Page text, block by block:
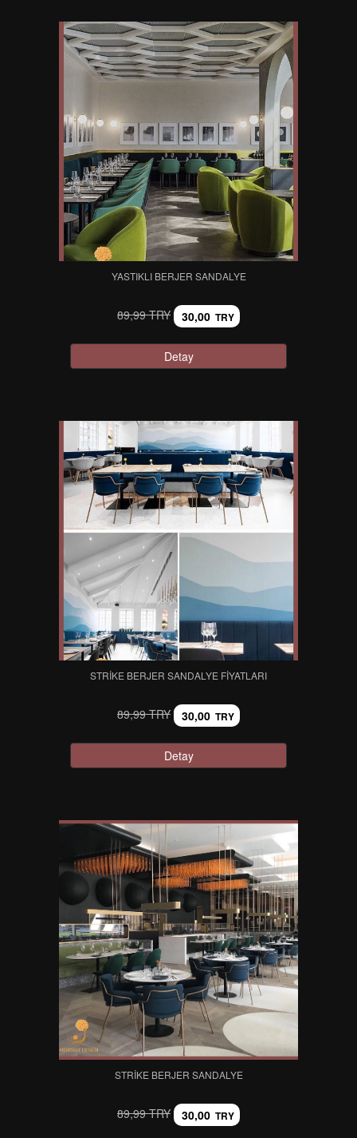
YASTIKLI BERJER SANDALYE
89,99 TRY 30,00 TRY
Detay
STRIKE BERJER SANDALYE FIYATLARI
89,99 TRY 30,00 TRY
Detay
STRIKE BERJER SANDALYE
89,99 TRY 30,00 TRY